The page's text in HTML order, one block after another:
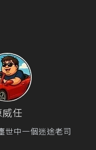
威任
世中一個迷途老司